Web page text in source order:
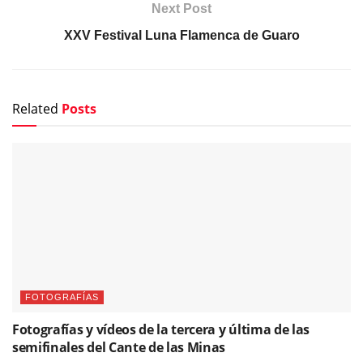
Next Post
XXV Festival Luna Flamenca de Guaro
Related Posts
FOTOGRAFÍAS
Fotografías y vídeos de la tercera y última de las
semifinales del Cante de las Minas